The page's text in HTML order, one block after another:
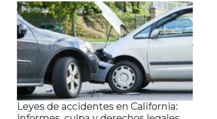
Leyes de accidentes en California: